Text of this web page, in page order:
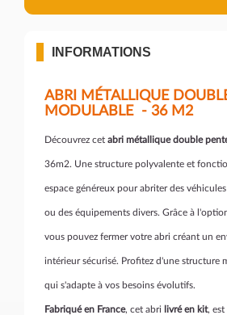
INFORMATIONS
ABRI MÉTALLIQUE
MODULABLE - 36 M2
Découvrez cet abri métallique double
36m2. Une structure polyvalente et
espace généreux pour abriter des
ou des équipements divers. Grâce à
vous pouvez fermer votre abri créant un
intérieur sécurisé. Profitez d'une structure
qui s'adapte à vos besoins évolutifs.
Fabriqué en France, cet abri livré en kit, est